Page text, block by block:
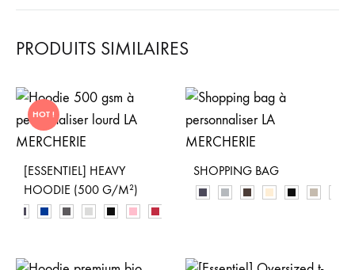
PRODUITS SIMILAIRES
HOT !
[ESSENTIEL] HEAVY
HOODIE (500 G/M²)
SHOPPING BAG